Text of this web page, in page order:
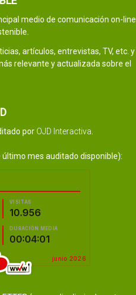
medio de comunicación on-line
artículos, entrevistas, TV, etc. y
relevante y actualizada sobre el
por OJD Interactiva
último mes auditado disponible):